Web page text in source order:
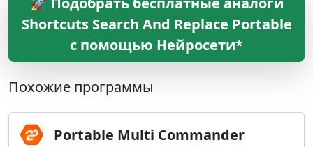
Shortcuts Search And Replace Portable
с помощью Нейросети*
Похожие программы
Portable Multi Commander